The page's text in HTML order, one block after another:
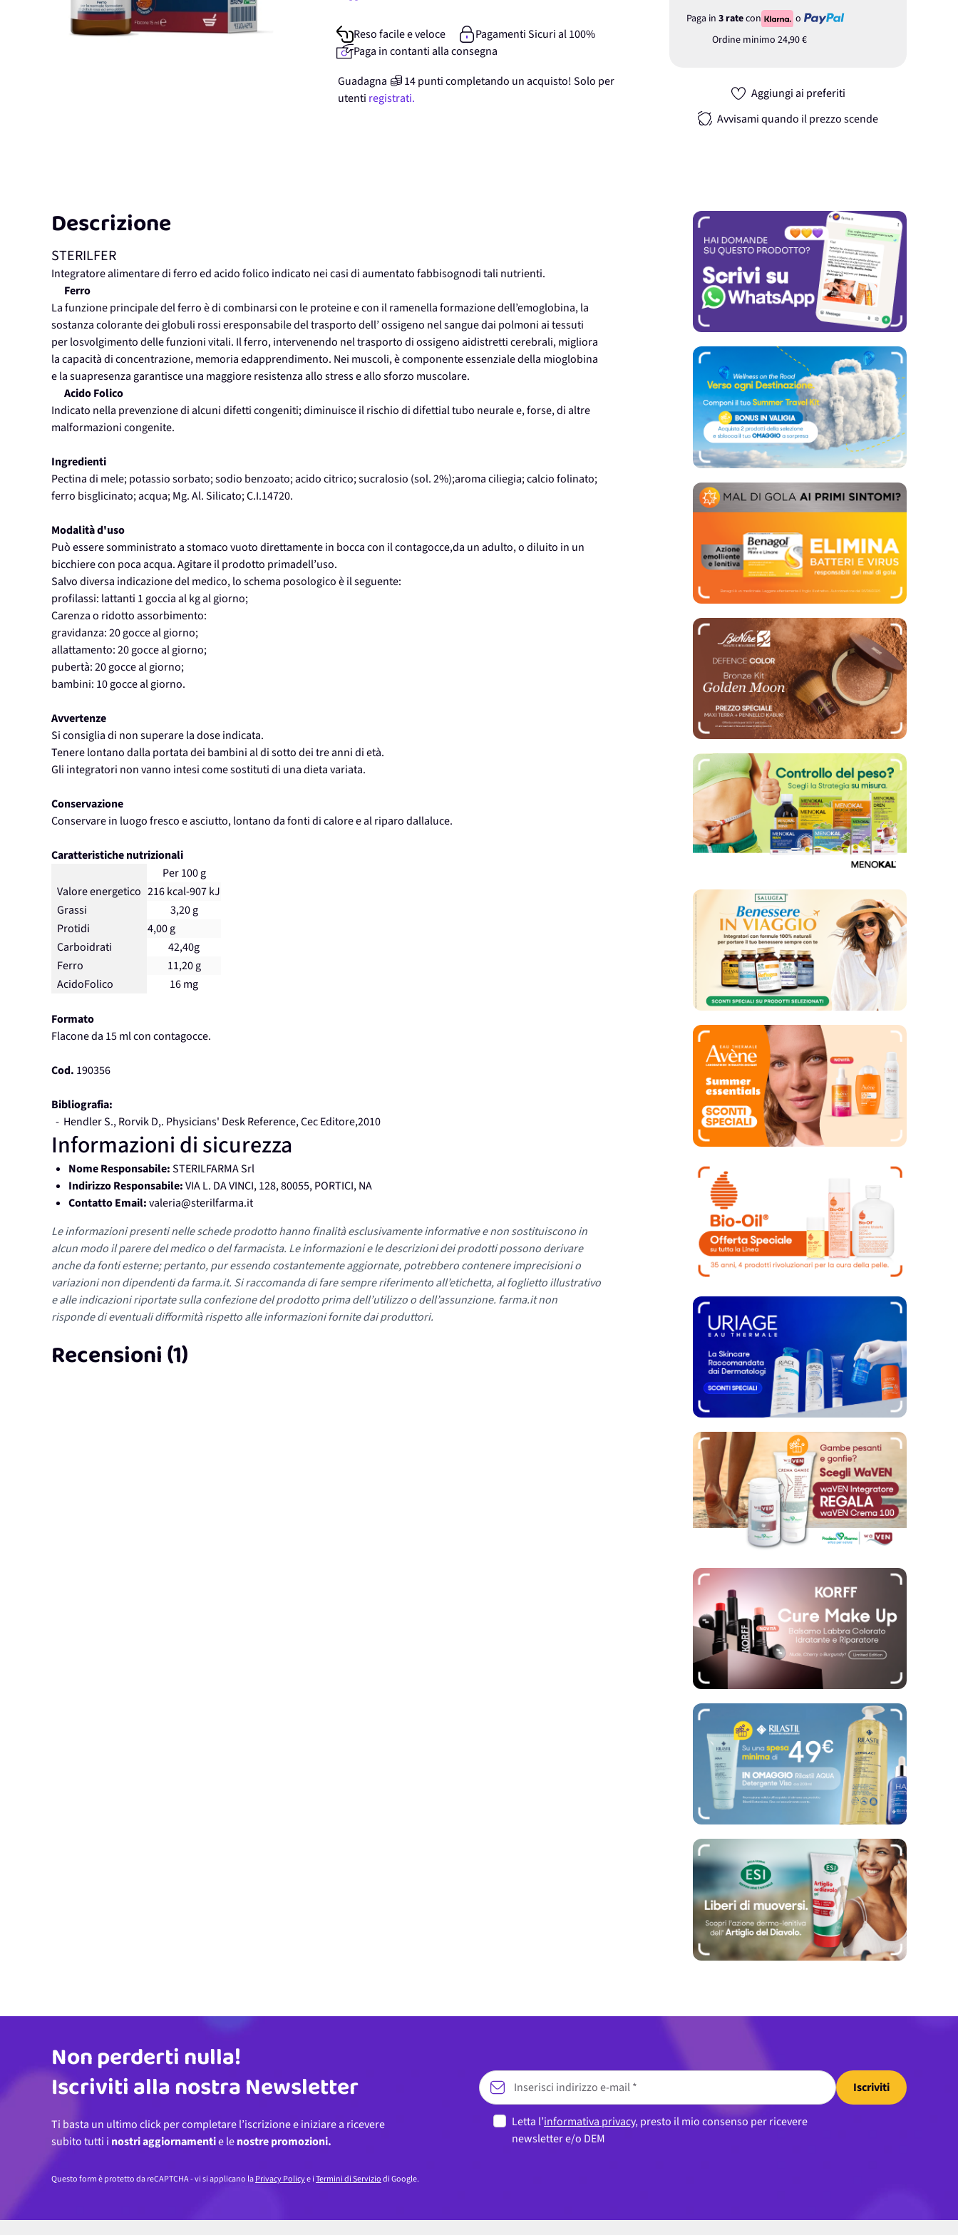
Paga in 3 ratecon
o
Ordine minimo 24,90 €
Aggiungi ai preferiti
Avvisami quando il prezzo scende
Reso facile e veloce
Pagamenti Sicuri al 100%
Paga in contanti alla consegna
Guadagna
14punticompletando un acquisto! Solo per
utenti registrati.
Descrizione
STERILFER
Integratore alimentare di ferro ed acido folico indicato nei casi di aumentato fabbisognodi tali nutrienti.
Ferro
La funzione principale del ferro è di combinarsi con le proteine e con il ramenella formazione dell’emoglobina, la
sostanza colorante dei globuli rossi eresponsabile del trasporto dell’ ossigeno nel sangue dai polmoni ai tessuti
per losvolgimento delle funzioni vitali. Il ferro, intervenendo nel trasporto di ossigeno aidistretti cerebrali, migliora
la capacità di concentrazione, memoria edapprendimento. Nei muscoli, è componente essenziale della mioglobina
e la suapresenza garantisce una maggiore resistenza allo stress e allo sforzo muscolare.
Acido Folico
Indicato nella prevenzione di alcuni difetti congeniti; diminuisce il rischio di difettial tubo neurale e, forse, di altre
malformazioni congenite.
Ingredienti
Pectina di mele; potassio sorbato; sodio benzoato; acido citrico; sucralosio (sol. 2%);aroma ciliegia; calcio folinato;
ferro bisglicinato; acqua; Mg. Al. Silicato; C.I.14720.
Modalità d'uso
Può essere somministrato a stomaco vuoto direttamente in bocca con il contagocce,da un adulto, o diluito in un
bicchiere con poca acqua. Agitare il prodotto primadell’uso.
Salvo diversa indicazione del medico, lo schema posologico è il seguente:
profilassi: lattanti 1 goccia al kg al giorno;
Carenza o ridotto assorbimento:
gravidanza: 20 gocce al giorno;
allattamento: 20 gocce al giorno;
pubertà: 20 gocce al giorno;
bambini: 10 gocce al giorno.
Avvertenze
Si consiglia di non superare la dose indicata.
Tenere lontano dalla portata dei bambini al di sotto dei tre anni di età.
Gli integratori non vanno intesi come sostituti di una dieta variata.
Conservazione
Conservare in luogo fresco e asciutto, lontano da fonti di calore e al riparo dallaluce.
Caratteristiche nutrizionali
Per 100 g
Valore energetico 216 kcal-907 kJ
Grassi
3,20 g
Protidi
4,00 g
Carboidrati
42,40g
Ferro
11,20 g
AcidoFolico
16 mg
Formato
Flacone da 15 ml con contagocce.
Cod. 190356
Bibliografia:
- Hendler S., Rorvik D,. Physicians' Desk Reference, Cec Editore,2010
Informazioni di sicurezza
Nome Responsabile:STERILFARMA Srl
Indirizzo Responsabile:VIA L. DA VINCI, 128, 80055, PORTICI, NA
Contatto Email:valeria@sterilfarma.it
Le informazioni presenti nelle schede prodotto hanno finalità esclusivamente informative e non sostituiscono in
alcun modo il parere del medico o del farmacista. Le informazioni e le descrizioni dei prodotti possono derivare
anche da fonti esterne; pertanto, pur essendo costantemente aggiornate, potrebbero contenere imprecisioni o
variazioni non dipendenti da farma.it. Si raccomanda di fare sempre riferimento all’etichetta, al foglietto illustrativo
e alle indicazioni riportate sulla confezione del prodotto prima dell’utilizzo o dell’assunzione. farma.it non
risponde di eventuali difformità rispetto alle informazioni fornite dai produttori.
Recensioni (1)
Indirizzo email
Non perderti nulla!
Iscriviti alla nostra Newsletter
Ti basta un ultimo click per completare l’iscrizione e iniziare a ricevere
subito tutti i nostri aggiornamentie lenostre promozioni.
Iscriviti
Letta l’informativa privacy, presto il mio consenso per ricevere
newsletter e/o DEM
Questo form è protetto da reCAPTCHA - vi si applicano laPrivacy Policye iTermini di Serviziodi Google.